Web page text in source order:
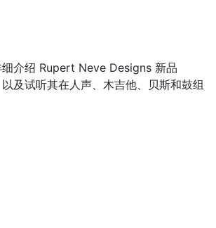
介绍 Rupert Neve Designs 新品
及试听其在人声、木吉他、贝斯和鼓组